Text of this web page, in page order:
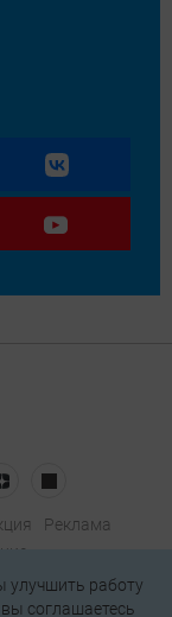
Реклама
улучшить работу
соглашаетесь